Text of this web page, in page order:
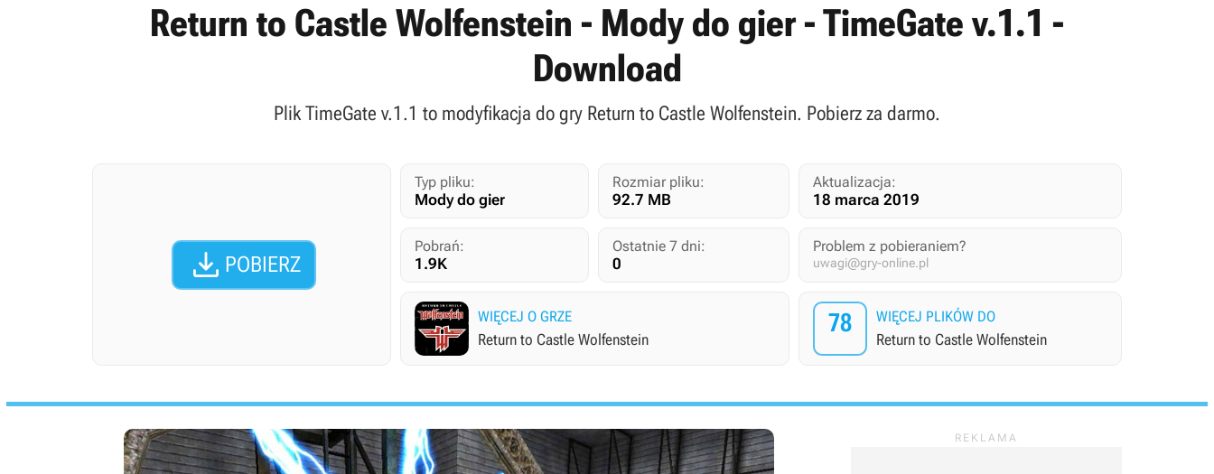
Return to Castle Wolfenstein - Mody do gier - TimeGate v.1.1 -
Download
Plik TimeGate v.1.1 to modyfikacja do gry Return to Castle Wolfenstein. Pobierz za darmo.
 POBIERZ
Typ pliku:
Mody do gier
Rozmiar pliku:
92.7 MB
Aktualizacja:
18 marca 2019
Pobrań:
1.9K
Ostatnie 7 dni:
0
Problem z pobieraniem?
uwagi@gry-online.pl
WIĘCEJ O GRZE
Return to Castle Wolfenstein
78 WIĘCEJ PLIKÓW DO
Return to Castle Wolfenstein